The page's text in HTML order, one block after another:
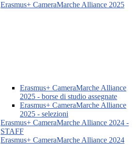
Erasmus+ CameraMarche Alliance 2025
Erasmus+ CameraMarche Alliance
2025 - borse di studio assegnate
Erasmus+ CameraMarche Alliance
2025 - selezioni
Erasmus+ CameraMarche Alliance 2024 -
STAFF
Erasmus+ CameraMarche Alliance 2024